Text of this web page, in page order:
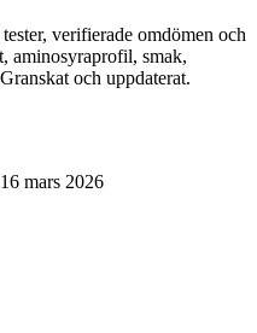
verifierade omdömen och
aminosyraprofil, smak,
och uppdaterat.
16 mars 2026